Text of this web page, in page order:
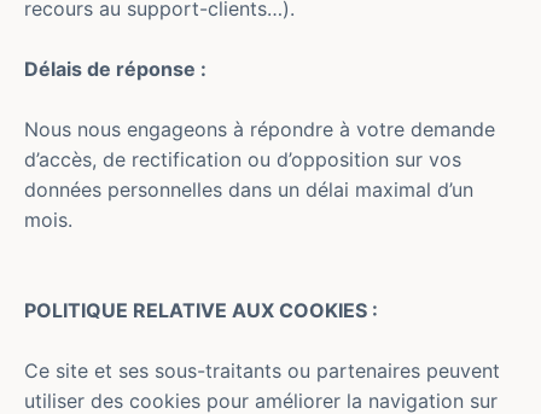
recours au support-clients…).
Délais de réponse :
Nous nous engageons à répondre à votre demande
d’accès, de rectification ou d’opposition sur vos
données personnelles dans un délai maximal d’un
mois.
POLITIQUE RELATIVE AUX COOKIES :
Ce site et ses sous-traitants ou partenaires peuvent
utiliser des cookies pour améliorer la navigation sur